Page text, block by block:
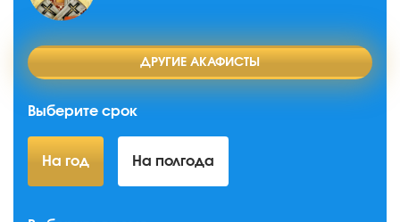
ДРУГИЕ АКАФИСТЫ
Выберите срок
На год На полгода